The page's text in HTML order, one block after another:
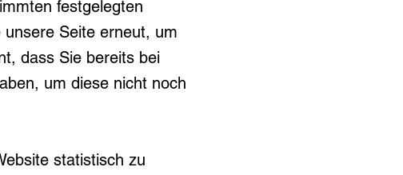
festgelegten
Seite erneut, um
dass Sie bereits bei
um diese nicht noch
statistisch zu